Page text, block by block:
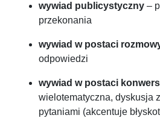
wywiad publicystyczny –
przekonania
wywiad w postaci
odpowiedzi
wywiad w postaci
wielotematyczna, dyskusja
pytaniami (akcentuje